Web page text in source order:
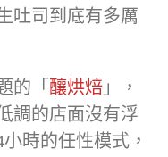
吐司到底有多厲
的「 釀烘焙 」，
調的店面沒有浮
時的任性模式，